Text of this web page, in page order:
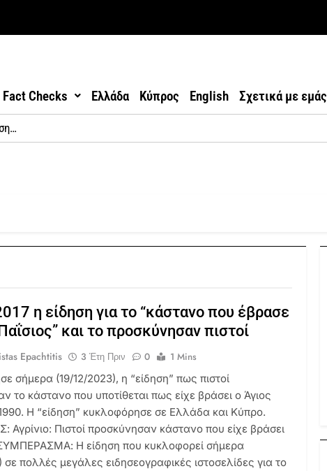
Fact Checks Ελλάδα Κύπρος English Σχετικά με εμάς
η είδηση για το “κάστανο που έβρασε
και το προσκύνησαν πιστοί
Epachtitis 3 Έτη Πριν 0
1 Mins
σήμερα (19/12/2023), η “είδηση” πως πιστοί
το κάστανο που υποτίθεται πως είχε βράσει ο Άγιος
Η “είδηση” κυκλοφόρησε σε Ελλάδα και Κύπρο.
Αγρίνιο: Πιστοί προσκύνησαν κάστανο που είχε βράσει
Η είδηση που κυκλοφορεί σήμερα
σε πολλές μεγάλες ειδησεογραφικές ιστοσελίδες για το